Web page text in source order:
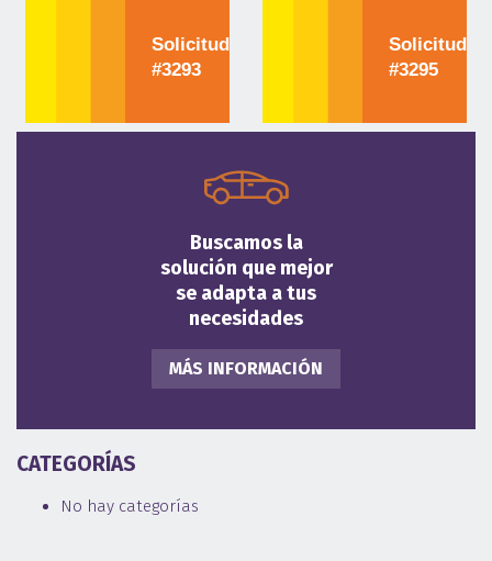
Solicitud
#3293
Solicitud
#3295
Buscamos la
solución que mejor
se adapta a tus
necesidades
MÁS INFORMACIÓN
CATEGORÍAS
No hay categorías